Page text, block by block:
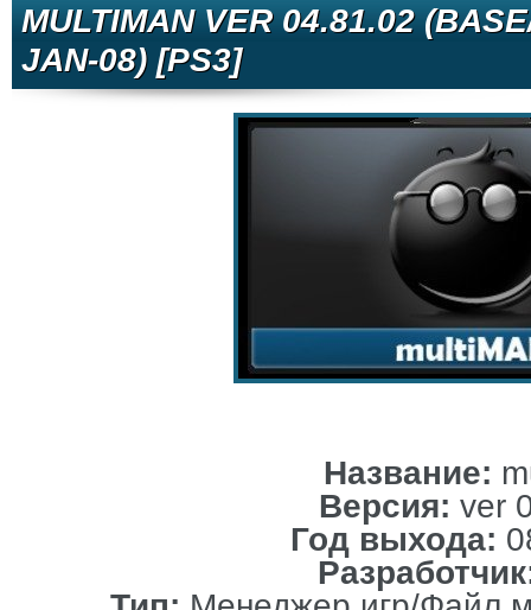
MULTIMAN VER 04.81.02
JAN-08) [PS3]
Название:
Версия: ver
Год выхода: